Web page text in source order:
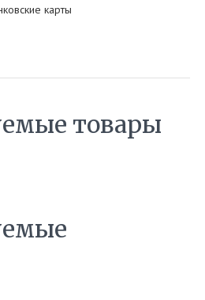
карты
товары